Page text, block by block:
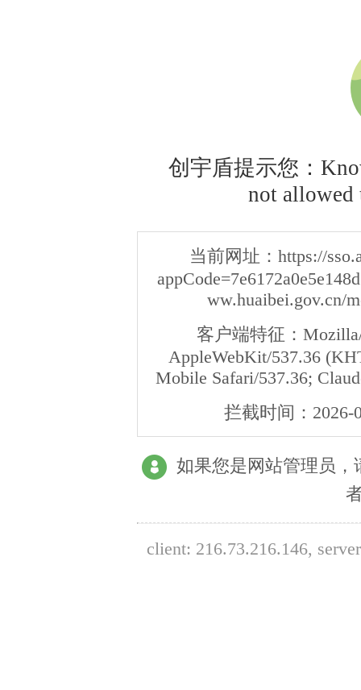
创宇盾提示您：
not
当前网址： https://
ww.huaibei.gov.cn/
客户端特征：
AppleWebKit/537.36
Mobile Safari/537.36;
拦截时间： 2026-
如果您是网站管理员
client: 216.73.216.146,